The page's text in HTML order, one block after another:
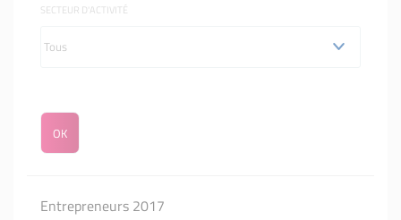
SECTEUR D'ACTIVITÉ
Entrepreneurs 2017